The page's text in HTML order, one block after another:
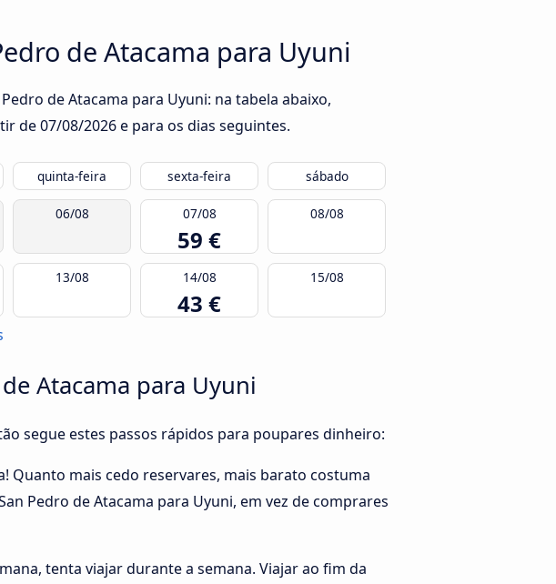
de Atacama para Uyuni
de Atacama para Uyuni: na tabela abaixo,
de07/08/2026e para os dias seguintes.
quinta-feira sexta-feira sábado
06/08 07/08
59 €
08/08
13/08 14/08
43 €
15/08
Atacama para Uyuni
segue estes passos rápidos para poupares dinheiro:
Quanto mais cedo reservares, mais barato costuma
Pedro de Atacama para Uyuni, em vez de comprares
tenta viajar durante a semana. Viajar ao fim da